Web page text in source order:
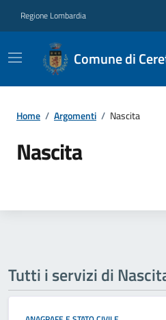
Regione Lombardia
Comune di
Home / Argomenti / Nascita
Nascita
Tutti i servizi di